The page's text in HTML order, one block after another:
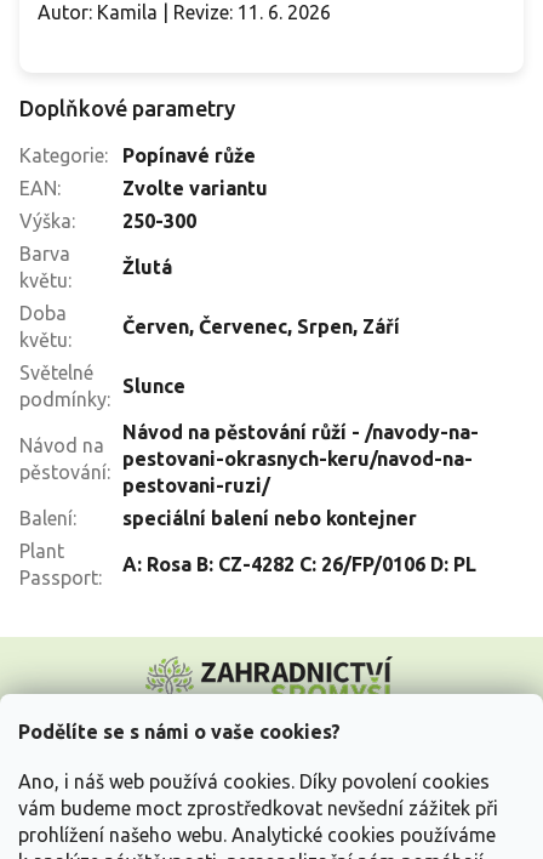
Podělíte se s námi o vaše cookies?
Ano, i náš web používá cookies. Díky povolení cookies
vám budeme moct zprostředkovat nevšední zážitek při
prohlížení našeho webu. Analytické cookies používáme
Autor: Kamila | Revize: 11. 6. 2026
Doplňkové parametry
Kategorie:
Popínavé růže
EAN:
Zvolte variantu
Výška:
250-300
Barva
květu:
Žlutá
Doba
květu:
Červen, Červenec, Srpen, Září
Světelné
podmínky:
Slunce
Návod na
pěstování:
Návod na pěstování růží - /navody-na-
pestovani-okrasnych-keru/navod-na-
pestovani-ruzi/
Balení:
speciální balení nebo kontejner
Plant
Passport:
A: Rosa B: CZ-4282 C: 26/FP/0106 D: PL
p
Vše o nákupu
Informace pro Vás